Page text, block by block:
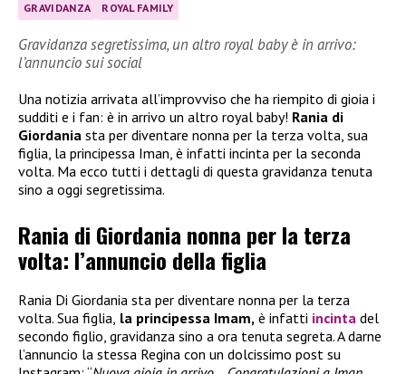
GRAVIDANZA ROYAL FAMILY
Gravidanza segretissima, un altro royal baby è in arrivo:
l’annuncio sui social
Una notizia arrivata all’improvviso che ha riempito di gioia i
sudditi e i fan: è in arrivo un altro royal baby! Rania di
Giordania sta per diventare nonna per la terza volta, sua
figlia, la principessa Iman, è infatti incinta per la seconda
volta. Ma ecco tutti i dettagli di questa gravidanza tenuta
sino a oggi segretissima.
Rania di Giordania nonna per la terza
volta: l’annuncio della figlia
Rania Di Giordania sta per diventare nonna per la terza
volta. Sua figlia, la principessa Imam, è infatti incinta del
secondo figlio, gravidanza sino a ora tenuta segreta. A darne
l’annuncio la stessa Regina con un dolcissimo post su